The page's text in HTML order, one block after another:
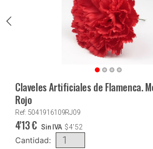
Claveles Artificiales de Flamenca.
Rojo
Ref: 5041916109RJ09
4'13€ Sin IVA $4'52
Cantidad: